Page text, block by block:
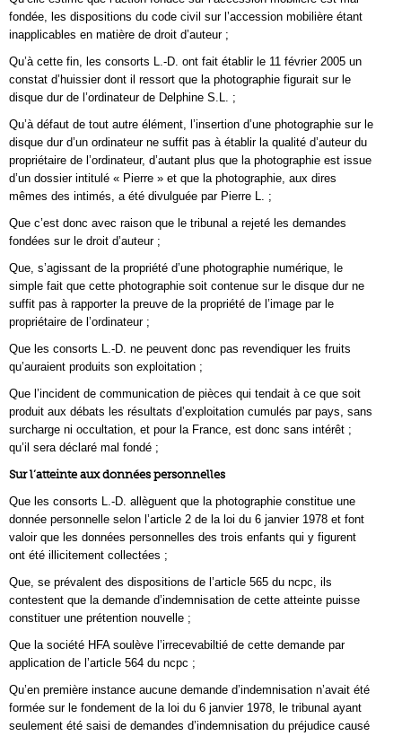
fondée, les dispositions du code civil sur l’accession mobilière étant
inapplicables en matière de droit d’auteur ;
Qu’à cette fin, les consorts L.-D. ont fait établir le 11 février 2005 un
constat d’huissier dont il ressort que la photographie figurait sur le
disque dur de l’ordinateur de Delphine S.L. ;
Qu’à défaut de tout autre élément, l’insertion d’une photographie sur le
disque dur d’un ordinateur ne suffit pas à établir la qualité d’auteur du
propriétaire de l’ordinateur, d’autant plus que la photographie est issue
d’un dossier intitulé « Pierre » et que la photographie, aux dires
mêmes des intimés, a été divulguée par Pierre L. ;
Que c’est donc avec raison que le tribunal a rejeté les demandes
fondées sur le droit d’auteur ;
Que, s’agissant de la propriété d’une photographie numérique, le
simple fait que cette photographie soit contenue sur le disque dur ne
suffit pas à rapporter la preuve de la propriété de l’image par le
propriétaire de l’ordinateur ;
Que les consorts L.-D. ne peuvent donc pas revendiquer les fruits
qu’auraient produits son exploitation ;
Que l’incident de communication de pièces qui tendait à ce que soit
produit aux débats les résultats d’exploitation cumulés par pays, sans
surcharge ni occultation, et pour la France, est donc sans intérêt ;
qu’il sera déclaré mal fondé ;
Sur l’atteinte aux données personnelles
Que les consorts L.-D. allèguent que la photographie constitue une
donnée personnelle selon l’article 2 de la loi du 6 janvier 1978 et font
valoir que les données personnelles des trois enfants qui y figurent
ont été illicitement collectées ;
Que, se prévalent des dispositions de l’article 565 du ncpc, ils
contestent que la demande d’indemnisation de cette atteinte puisse
constituer une prétention nouvelle ;
Que la société HFA soulève l’irrecevabiltié de cette demande par
application de l’article 564 du ncpc ;
Qu’en première instance aucune demande d’indemnisation n’avait été
formée sur le fondement de la loi du 6 janvier 1978, le tribunal ayant
seulement été saisi de demandes d’indemnisation du préjudice causé